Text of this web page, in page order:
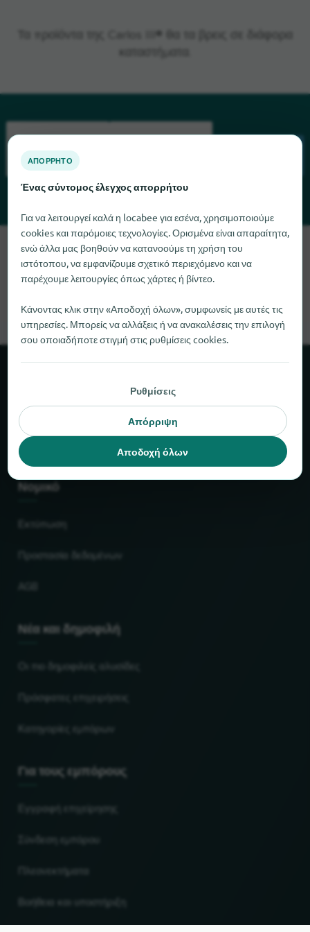
Τα προϊόντα της Carlos III® θα τα βρεις σε διάφορα
Λυπούμαστε, δεν μπορούμε να βρούμε το Carlos III αυτή τη
στιγμή. Αν γνωρίζετε πού μπορείτε να βρείτε το Carlos III, θα
χαρούμε πολύ αν μας ενημερώσετε.
Στοιχεία και αριθμοί
Συνεργάτες
Νομικό
Εκτύπωση
Προστασία δεδομένων
Νέα και δημοφιλή
Οι πιο δημοφιλείς αλυσίδες
Πρόσφατες επιχειρήσεις
Κατηγορίες εμπόρων
Για τους εμπόρους
Εγγραφή επιχείρησης
Πλεονεκτήματα
Βοήθεια και υποστήριξη
ΑΠΌΡΡΗΤΟ
Ένας σύντομος έλεγχος απορρήτου
Για να λειτουργεί καλά η locabee για εσένα, χρησιμοποιούμε
cookies και παρόμοιες τεχνολογίες. Ορισμένα είναι απαραίτητα,
ενώ άλλα μας βοηθούν να κατανοούμε τη χρήση του
ιστότοπου, να εμφανίζουμε σχετικό περιεχόμενο και να
παρέχουμε λειτουργίες όπως χάρτες ή βίντεο.
Κάνοντας κλικ στην «Αποδοχή όλων», συμφωνείς με αυτές τις
υπηρεσίες. Μπορείς να αλλάξεις ή να ανακαλέσεις την επιλογή
σου οποιαδήποτε στιγμή στις ρυθμίσεις cookies.
Ρυθμίσεις
Απόρριψη
Αποδοχή όλων